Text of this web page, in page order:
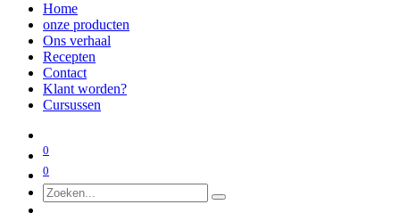
Home
onze producten
Ons verhaal
Recepten
Contact
Klant worden?
Cursussen
0
0